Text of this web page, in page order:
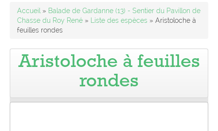
Pro
Accueil » Balade de Gardanne (13) - Sentier du Pavillon de
Chasse du Roy René » Liste des espèces » Aristoloche à
feuilles rondes
Aristoloche à feuilles
rondes